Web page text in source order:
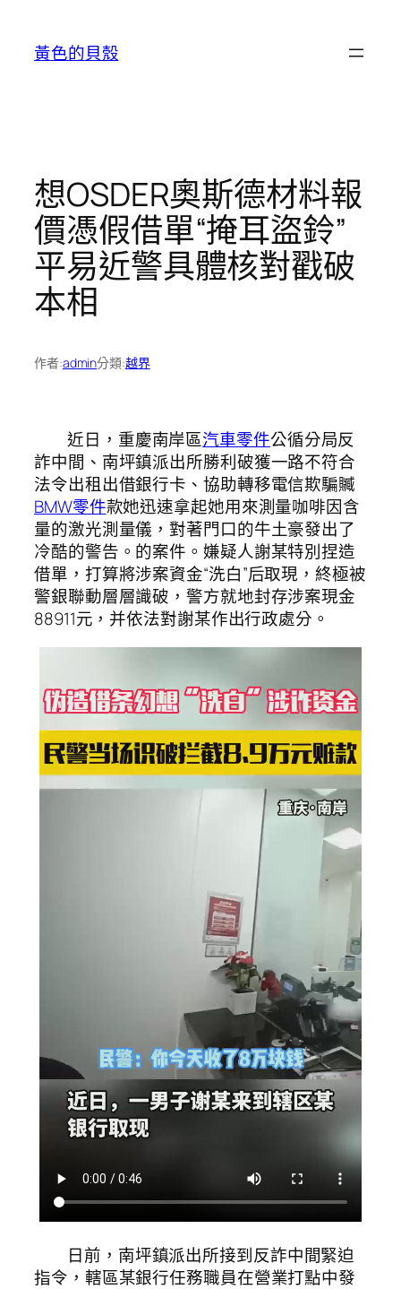
黃色的貝殼
想OSDER奧斯德材料報
價憑假借單“掩耳盜鈴”
平易近警具體核對戳破
本相
作者:admin分類:越界
近日，重慶南岸區汽車零件公循分局反
詐中間、南坪鎮派出所勝利破獲一路不符合
法令出租出借銀行卡、協助轉移電信欺騙贓
BMW零件款她迅速拿起她用來測量咖啡因含
量的激光測量儀，對著門口的牛土豪發出了
冷酷的警告。的案件。嫌疑人謝某特別捏造
借單，打算將涉案資金“洗白”后取現，終極被
警銀聯動層層識破，警方就地封存涉案現金
88911元，并依法對謝某作出行政處分。
日前，南坪鎮派出所接到反詐中間緊迫
指令，轄區某銀行任務職員在營業打點中發